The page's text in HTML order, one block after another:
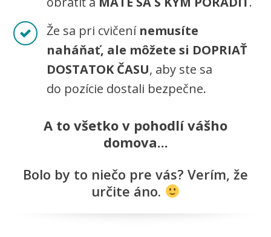
Že sa pri cvičení nemusíte
naháňať, ale môžete si DOPRIAŤ
DOSTATOK ČASU, aby ste sa
do pozície dostali bezpečne.
A to všetko v pohodlí vášho
domova...
Bolo by to niečo pre vás? Verím, že
určite áno.